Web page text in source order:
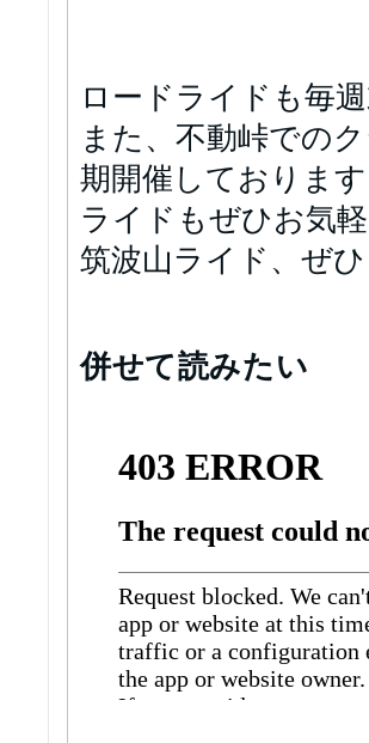
ロードライドも毎
また、不動峠での
期開催しておりま
ライドもぜひお気
筑波山ライド、ぜ
併せて読みたい